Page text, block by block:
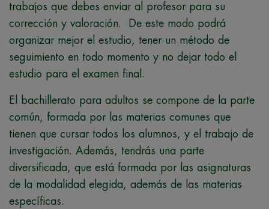
trabajos que debes enviar al profesor para su
corrección y valoración. De este modo podrá
organizar mejor el estudio, tener un método de
seguimiento en todo momento y no dejar todo el
estudio para el examen final.
El bachillerato para adultos se compone de la parte
común, formada por las materias comunes que
tienen que cursar todos los alumnos, y el trabajo de
investigación. Además, tendrás una parte
diversificada, que está formada por las asignaturas
de la modalidad elegida, además de las materias
específicas.